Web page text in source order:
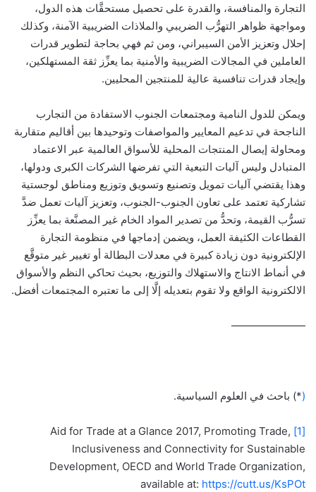
التجارة والمنافسة، والقدرة على تحصيل مستحقَّات هذه الدول،
ومواجهة ظواهر التهرُّب الضريبي والملاذات الضريبية الآمنة، وكذلك
إحلال وتعزيز الأمن السيبراني، ومن ثم فهي بحاجة لتطوير قدرات
العاملين في المجالات الضريبية والأمنية بما يعزِّز ثقة المستهلكين،
وإيجاد قدرات تنافسية عالية للمنتجين المحليين.
ويمكن للدول النامية ومجتمعات الجنوب الاستفادة من التجارب
الناجحة في تدعيم المعايير والمواصفات وتوحيدها بين أقاليم متقاربة
ومحاولة إيصال المنتجات المحلية للأسواق العالمية عبر الاعتماد
المتبادل وليس آليات التبعية التي تفرضها الشركات الكبرى ودولها،
وهذا يقتضي آليات تمويل وتصنيع وتسويق وتوزيع ومناطق لوجستية
تشاركية تعتمد على تعاون الجنوب-الجنوب، وتعزيز آليات تعمل ضدَّ
تسرُّب القيمة، وتحدُّ من تصدير المواد الخام غير المصنَّعة بما يعزِّز
القطاعات الكثيفة العمل، ويضمن إدماجها في منظومة التجارة
الإلكترونية دون زيادة كبيرة في معدلات البطالة أو تغيير غير متوقَّع
في أنماط الانتاج والاستهلاك والتوزيع، بحيث تحاكي النظم والأسواق
الالكترونية الواقع ولا تقوم بتعديله إلَّا إلى ما تعتبره المجتمعات أفضل.
———————
(*) باحث في العلوم السياسية.
[1]
Aid for Trade at a Glance 2017, Promoting Trade,
Inclusiveness and Connectivity for Sustainable
Development, OECD and World Trade Organization,
available at: https://cutt.us/KsPOt